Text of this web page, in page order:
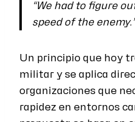
“We had to figure
speed of the enemy.”
Un principio que hoy
militar y se aplica
organizaciones que
rapidez en entornos